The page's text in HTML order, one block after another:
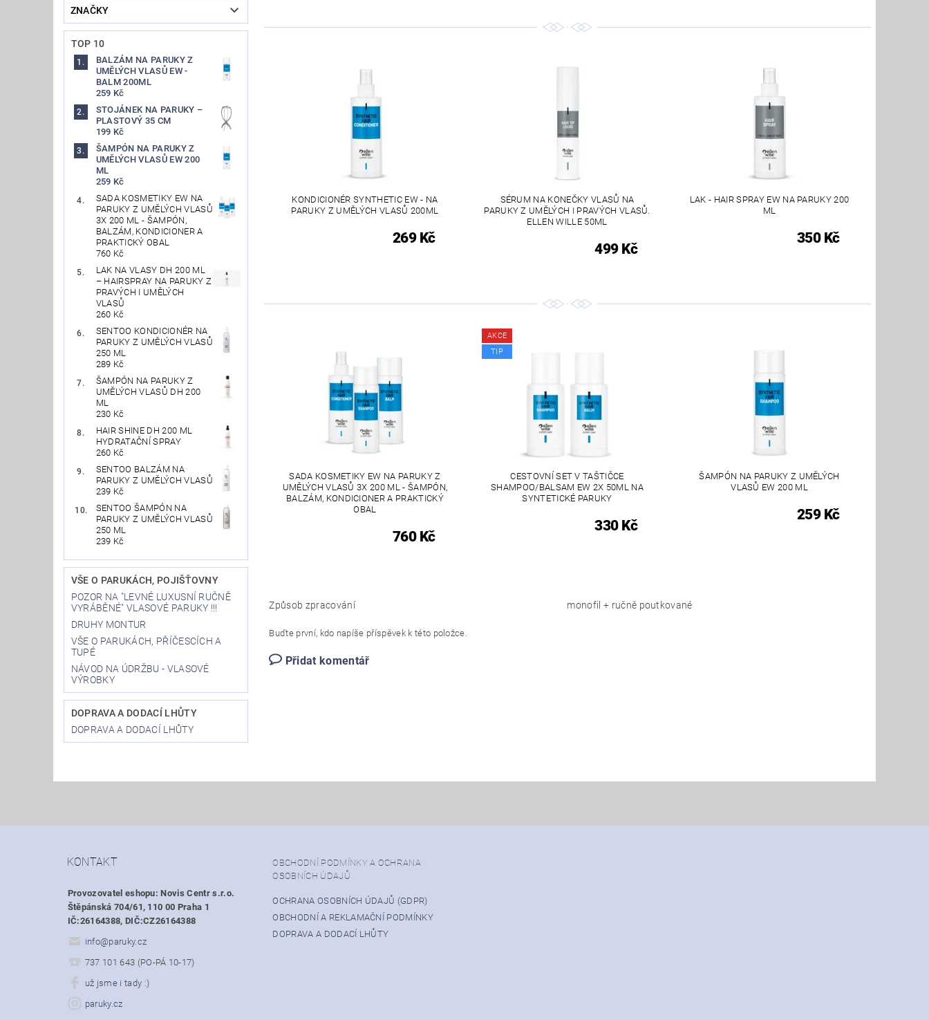
ZNAČKY
TOP 10
BALZÁM NA PARUKY Z
UMĚLÝCH VLASŮ EW -
BALM 200ML
259 Kč
STOJÁNEK NA PARUKY –
PLASTOVÝ 35 CM
199 Kč
ŠAMPÓN NA PARUKY Z
UMĚLÝCH VLASŮ EW 200
ML
259 Kč
SADA KOSMETIKY EW NA
PARUKY Z UMĚLÝCH VLASŮ
3X 200 ML - ŠAMPÓN,
BALZÁM, KONDICIONER A
PRAKTICKÝ OBAL
760 Kč
LAK NA VLASY DH 200 ML
– HAIRSPRAY NA PARUKY Z
PRAVÝCH I UMĚLÝCH
VLASŮ
260 Kč
SENTOO KONDICIONÉR NA
PARUKY Z UMĚLÝCH VLASŮ
250 ML
289 Kč
ŠAMPÓN NA PARUKY Z
UMĚLÝCH VLASŮ DH 200
ML
230 Kč
HAIR SHINE DH 200 ML
HYDRATAČNÍ SPRAY
260 Kč
SENTOO BALZÁM NA
PARUKY Z UMĚLÝCH VLASŮ
239 Kč
SENTOO ŠAMPÓN NA
PARUKY Z UMĚLÝCH VLASŮ
250 ML
239 Kč
VŠE O PARUKÁCH, POJIŠŤOVNY
POZOR NA "LEVNÉ LUXUSNÍ RUČNĚ
VYRÁBĚNÉ" VLASOVÉ PARUKY !!!
DRUHY MONTUR
VŠE O PARUKÁCH, PŘÍČESCÍCH A
TUPÉ
NÁVOD NA ÚDRŽBU - VLASOVÉ
VÝROBKY
DOPRAVA A DODACÍ LHŮTY
DOPRAVA A DODACÍ LHŮTY
KONDICIONÉR SYNTHETIC EW - NA
PARUKY Z UMĚLÝCH VLASŮ 200ML
269 Kč
SÉRUM NA KONEČKY VLASŮ NA
PARUKY Z UMĚLÝCH I PRAVÝCH VLASŮ.
ELLEN WILLE 50ML
499 Kč
LAK - HAIR SPRAY EW NA PARUKY 200
ML
350 Kč
SADA KOSMETIKY EW NA PARUKY Z
UMĚLÝCH VLASŮ 3X 200 ML - ŠAMPÓN,
BALZÁM, KONDICIONER A PRAKTICKÝ
OBAL
760 Kč
AKCE
TIP
CESTOVNÍ SET V TAŠTIČCE
SHAMPOO/BALSAM EW 2X 50ML NA
SYNTETICKÉ PARUKY
330 Kč
ŠAMPÓN NA PARUKY Z UMĚLÝCH
VLASŮ EW 200 ML
259 Kč
Způsob zpracování monofil + ručně poutkované
Buďte první, kdo napíše příspěvek k této položce.
Přidat komentář
KONTAKT
Provozovatel eshopu: Novis Centr s.r.o.
Štěpánská 704/61, 110 00 Praha 1
IČ:26164388, DIČ:CZ26164388
info@paruky.cz
737 101 643 (PO-PÁ 10-17)
už jsme i tady :)
paruky.cz
OBCHODNÍ PODMÍNKY A OCHRANA
OSOBNÍCH ÚDAJŮ
OCHRANA OSOBNÍCH ÚDAJŮ (GDPR)
OBCHODNÍ A REKLAMAČNÍ PODMÍNKY
DOPRAVA A DODACÍ LHŮTY